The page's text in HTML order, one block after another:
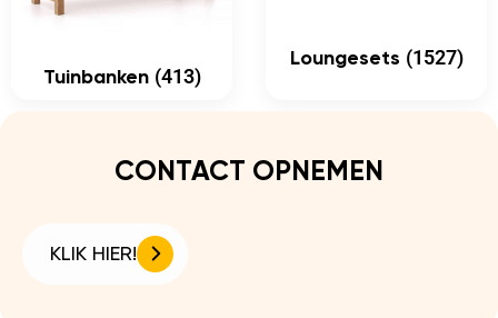
Tuinbanken (413)
Loungesets (1527)
CONTACT OPNEMEN
KLIK HIER!